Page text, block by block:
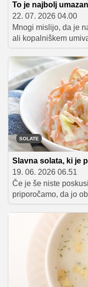
To je najbolj
22. 07. 2026 04.00
Mnogi mislijo, da je
ali kopalniškem
"rezervoarjev"
kuhinjskem koritu.
uporabljamo vsak
takrat, ko začne
SOLATE
Slavna solata, ki je
19. 06. 2026 06.51
Če je še niste
priporočamo, da jo
Ameriška zeljna
'coleslaw', je
mesu z žara.
najbolje, da kar